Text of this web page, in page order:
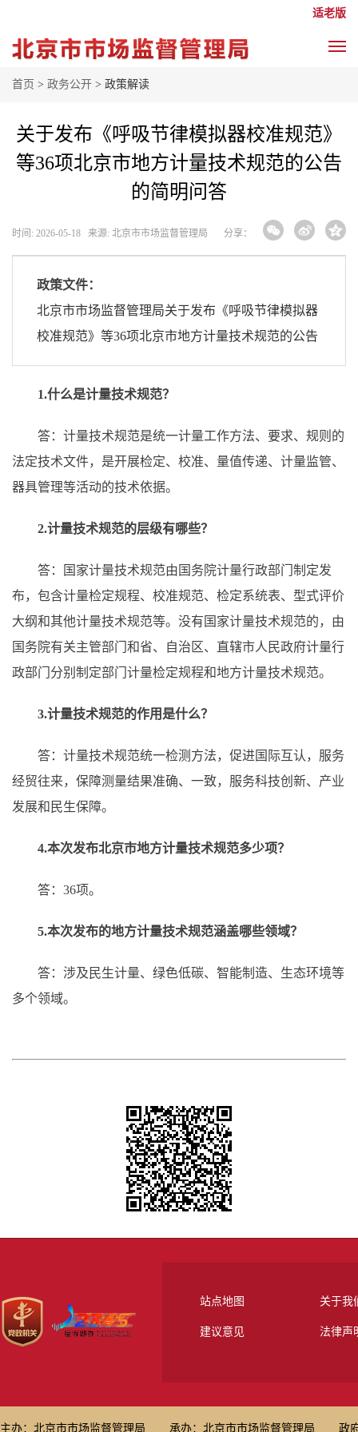
适老版
首页 > 政务公开 > 政策解读
关于发布《呼吸节律模拟器校准规范》
等36项北京市地方计量技术规范的公告
的简明问答
时间: 2026-05-18 来源: 北京市市场监督管理局 分享：
政策文件：
北京市市场监督管理局关于发布《呼吸节律模拟器
校准规范》等36项北京市地方计量技术规范的公告
1.什么是计量技术规范？
答：计量技术规范是统一计量工作方法、要求、规则的
法定技术文件，是开展检定、校准、量值传递、计量监管、
器具管理等活动的技术依据。
2.计量技术规范的层级有哪些？
答：国家计量技术规范由国务院计量行政部门制定发
布，包含计量检定规程、校准规范、检定系统表、型式评价
大纲和其他计量技术规范等。没有国家计量技术规范的，由
国务院有关主管部门和省、自治区、直辖市人民政府计量行
政部门分别制定部门计量检定规程和地方计量技术规范。
3.计量技术规范的作用是什么？
答：计量技术规范统一检测方法，促进国际互认，服务
经贸往来，保障测量结果准确、一致，服务科技创新、产业
发展和民生保障。
4.本次发布北京市地方计量技术规范多少项？
答：36项。
5.本次发布的地方计量技术规范涵盖哪些领域？
答：涉及民生计量、绿色低碳、智能制造、生态环境等
多个领域。
站点地图 关于我
建议意见 法律声
主办：北京市市场监督管理局 承办：北京市市场监督管理局 政